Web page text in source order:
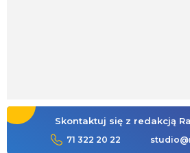
Skontaktuj się z redakcją
71 322 20 22